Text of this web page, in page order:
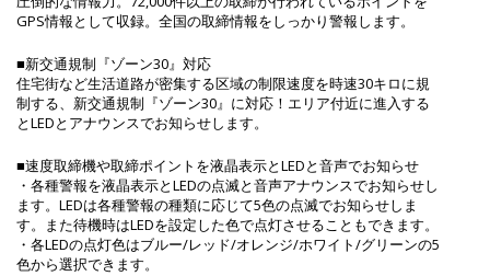
GPS情報として収録。全国の取締情報をしっかり警報します。
■新交通規制『ゾーン30』対応
住宅街など生活道路が密集する区域の制限速度を時速30キロに規
制する、新交通規制『ゾーン30』に対応！エリア付近に進入する
とLEDとアナウンスでお知らせします。
■速度取締機や取締ポイントを液晶表示とLEDと音声でお知らせ
・各種警報を液晶表示とLEDの点滅と音声アナウンスでお知らせし
ます。LEDは各種警報の種類に応じて5色の点滅でお知らせしま
す。また待機時はLEDを設定した色で点灯させることもできます。
・各LEDの点灯色はブルー/レッド/オレンジ/ホワイト/グリーンの5
色から選択できます。